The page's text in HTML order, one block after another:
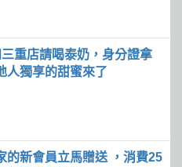
重店請喝泰奶，身分證拿
人獨享的甜蜜來了
的新會員立馬贈送 ，消費25